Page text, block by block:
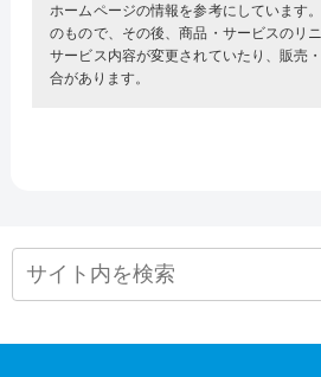
ホームページの情報を参考にしています
のもので、その後、商品・サービスのリ
サービス内容が変更されていたり、販売
合があります。